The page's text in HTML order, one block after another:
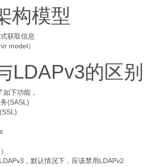
构模型
获取信息
model）
LDAPv3的区别
下功能，
(SASL)
，默认情况下，应该禁用LDAPv2